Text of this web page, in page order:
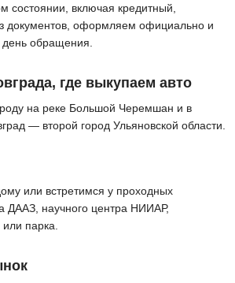
включая кредитный,
документов, оформляем официально и
обращения.
где выкупаем авто
на реке Большой Черемшан и в
— второй город Ульяновской области.
или встретимся у проходных
ДААЗ, научного центра НИИАР,
парка.